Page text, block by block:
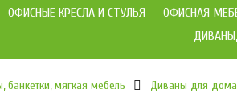
ОФИСНЫЕ КРЕСЛА И СТУЛЬЯ ОФИСНАЯ
банкетки, мягкая мебель Диваны для дома